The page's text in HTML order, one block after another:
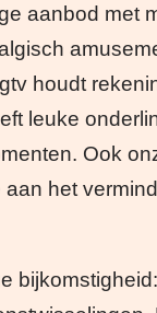
aanbod met
houdt
leuke
Ook
het